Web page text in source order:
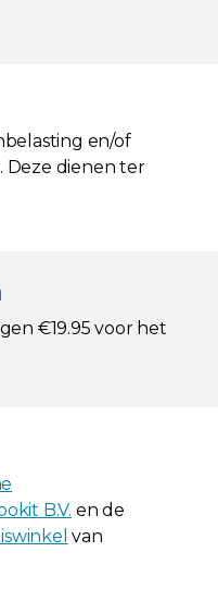
en/of
Deze dienen ter
€19.95 voor het
B.V. en de
van